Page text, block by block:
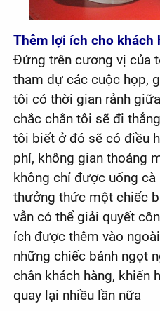
Thêm lợi ích cho khách
Đứng trên cương vị của
tham dự các cuộc họp,
tôi có thời gian rảnh
chắc chắn tôi sẽ đi
tôi biết ở đó sẽ có điều
phí, không gian thoáng
không chỉ được uống
thưởng thức một chiếc
vẫn có thể giải quyết
ích được thêm vào
những chiếc bánh ngọt
chân khách hàng, khiến
quay lại nhiều lần nữa